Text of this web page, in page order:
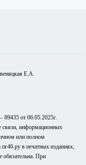
Е.А.
от 06.05.2025г.
связи, информационных
или полном
пг46.ру в печатных изданиях,
обязательна. При